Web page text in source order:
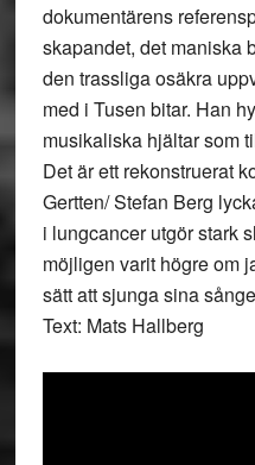
dokumentärens
skapandet, det maniska
den trassliga osäkra
med i Tusen bitar. Han
musikaliska hjältar som
Det är ett rekonstruerat
Gertten/ Stefan Berg
i lungcancer utgör stark
möjligen varit högre om
sätt att sjunga sina
Text: Mats Hallberg